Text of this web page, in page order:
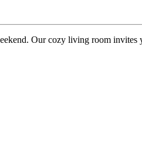
Our cozy living room